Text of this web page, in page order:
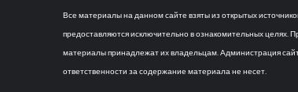
Все материалы на данном сайте взяты из открытых
предоставляются исключительно в ознакомительных целях.
материалы принадлежат их владельцам. Администрация
ответственности за содержание материала не несет.